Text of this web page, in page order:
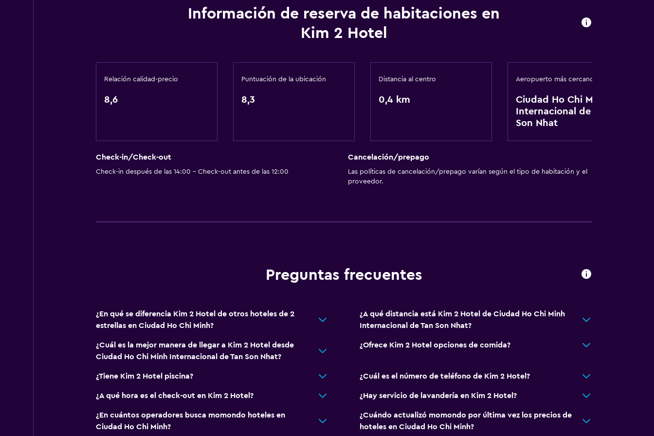
Información de reserva de habitaciones en
Kim 2 Hotel
Relación calidad-precio
8,6
Puntuación de la ubicación
8,3
Distancia al centro
0,4 km
Aeropuerto más cercano
Ciudad Ho Chi Minh
Internacional de Tan
Son Nhat
Check-in/Check-out
Check-in después de las 14:00 - Check-out antes de las 12:00
Cancelación/prepago
Las políticas de cancelación/prepago varían según el tipo de habitación y el
proveedor.
Preguntas frecuentes
¿En qué se diferencia Kim 2 Hotel de otros hoteles de 2
estrellas en Ciudad Ho Chi Minh?
¿A qué distancia está Kim 2 Hotel de Ciudad Ho Chi Minh
Internacional de Tan Son Nhat?
¿Cuál es la mejor manera de llegar a Kim 2 Hotel desde
Ciudad Ho Chi Minh Internacional de Tan Son Nhat?
¿Ofrece Kim 2 Hotel opciones de comida?
¿Tiene Kim 2 Hotel piscina? ¿Cuál es el número de teléfono de Kim 2 Hotel?
¿A qué hora es el check-out en Kim 2 Hotel? ¿Hay servicio de lavandería en Kim 2 Hotel?
¿En cuántos operadores busca momondo hoteles en
Ciudad Ho Chi Minh?
¿Cuándo actualizó momondo por última vez los precios de
hoteles en Ciudad Ho Chi Minh?